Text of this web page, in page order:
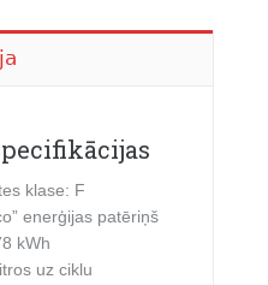
klase: F
enerģijas patēriņš
kWh
uz ciklu